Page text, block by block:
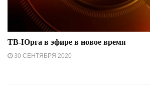
ТВ-Юрга в эфире в новое время
30 СЕНТЯБРЯ 2020